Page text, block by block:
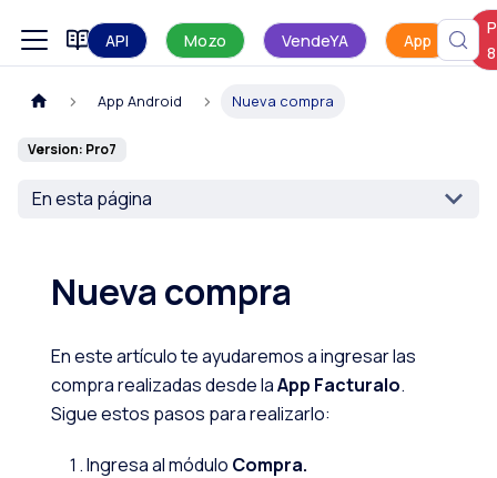
Manual de uso
API Mozo VendeYA App
8
App Android Nueva compra
Version: Pro7
En esta página
Nueva compra
En este artículo te ayudaremos a ingresar las
compra realizadas desde laApp Facturalo.
Sigue estos pasos para realizarlo:
Ingresa al módulo Compra.